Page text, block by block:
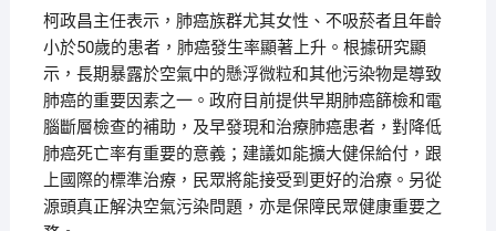
柯政昌主任表示，肺癌族群尤其女性、不吸菸者且年齡
小於50歲的患者，肺癌發生率顯著上升。根據研究顯
示，長期暴露於空氣中的懸浮微粒和其他污染物是導致
肺癌的重要因素之一。政府目前提供早期肺癌篩檢和電
腦斷層檢查的補助，及早發現和治療肺癌患者，對降低
肺癌死亡率有重要的意義；建議如能擴大健保給付，跟
上國際的標準治療，民眾將能接受到更好的治療。另從
源頭真正解決空氣污染問題，亦是保障民眾健康重要之